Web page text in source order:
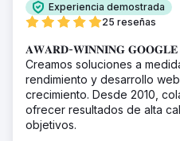
Experiencia demostrada
25 reseñas
𝐀𝐖𝐀𝐑𝐃-𝐖𝐈𝐍𝐍𝐈𝐍𝐆 𝐆𝐎𝐎𝐆𝐋𝐄
Creamos soluciones a
rendimiento y desarrollo
crecimiento. Desde 2010,
ofrecer resultados de alta
objetivos.